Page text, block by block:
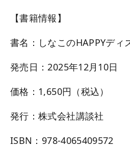
【書籍情報】
書名：しなこのHAPPYディ
発売日：2025年12月10日
価格：1,650円（税込）
発行：株式会社講談社
ISBN：978-4065409572